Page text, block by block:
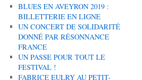
BLUES EN AVEYRON 2019 :
BILLETTERIE EN LIGNE
UN CONCERT DE SOLIDARITÉ
DONNÉ PAR RÉSONNANCE
FRANCE
UN PASSE POUR TOUT LE
FESTIVAL !
FABRICE EULRY AU PETIT-